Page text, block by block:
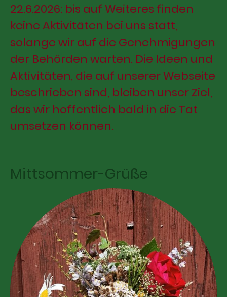
22.6.2026: bis auf Weiteres finden
keine Aktivitäten bei uns statt,
solange wir auf die Genehmigungen
der Behörden warten. Die Ideen und
Aktivitäten, die auf unserer Webseite
beschrieben sind, bleiben unser Ziel,
das wir hoffentlich bald in die Tat
umsetzen können.
Mittsommer-Grüße